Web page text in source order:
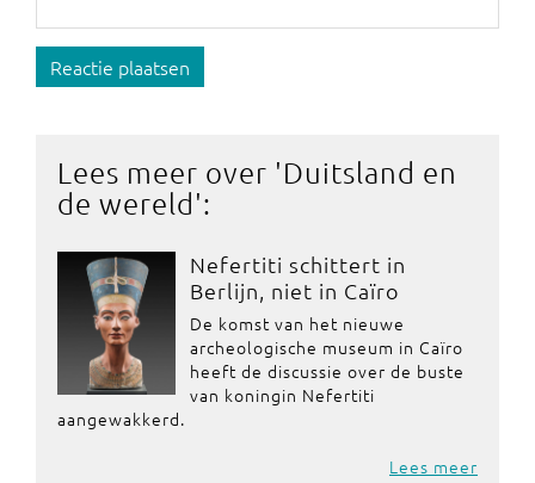
Reactie plaatsen
Lees meer over 'Duitsland en
de wereld':
Nefertiti schittert in
Berlijn, niet in Caïro
De komst van het nieuwe
archeologische museum in Caïro
heeft de discussie over de buste
van koningin Nefertiti
aangewakkerd.
Lees meer